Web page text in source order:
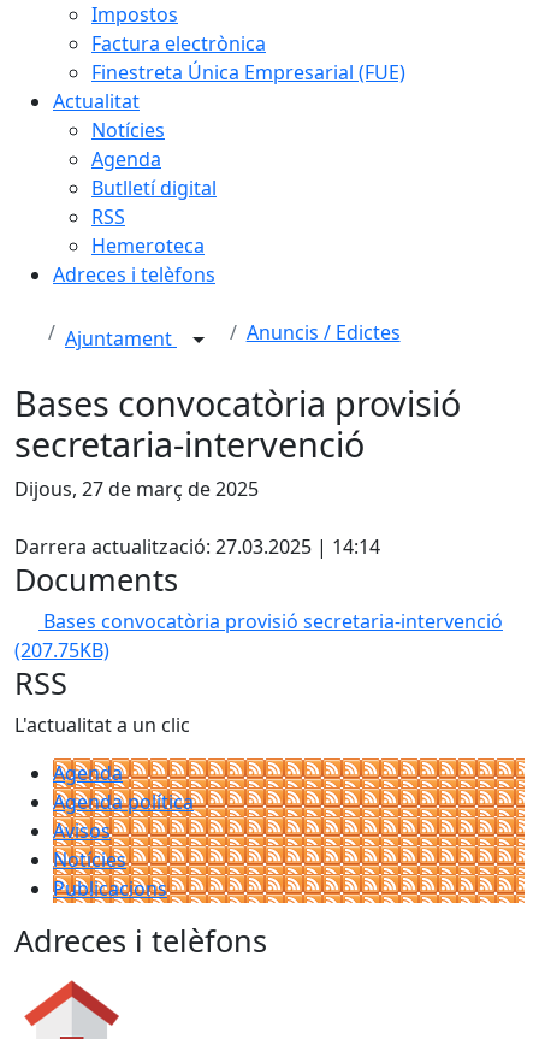
Impostos
Factura electrònica
Finestreta Única Empresarial (FUE)
Actualitat
Notícies
Agenda
Butlletí digital
RSS
Hemeroteca
Adreces i telèfons
Ajuntament Anuncis / Edictes
Bases convocatòria provisió
secretaria-intervenció
Dijous, 27 de març de 2025
Darrera actualització: 27.03.2025 | 14:14
Documents
Bases convocatòria provisió secretaria-intervenció
(207.75KB)
RSS
L'actualitat a un clic
Agenda
Agenda política
Avisos
Notícies
Publicacions
Adreces i telèfons